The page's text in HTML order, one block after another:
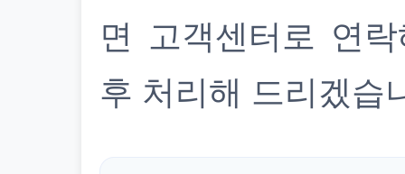
면 고객센터로 연
후 처리해 드리겠습